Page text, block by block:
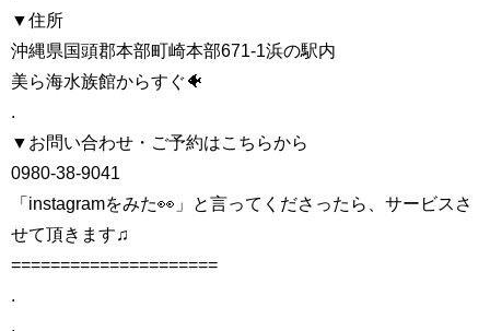
▼住所
沖縄県国頭郡本部町崎本部671-1浜の駅内
美ら海水族館からすぐ🐠
.
▼お問い合わせ・ご予約はこちらから
0980-38-9041
「instagramをみた👀」と言ってくださったら、サービスさ
せて頂きます♫
=====================
.
.